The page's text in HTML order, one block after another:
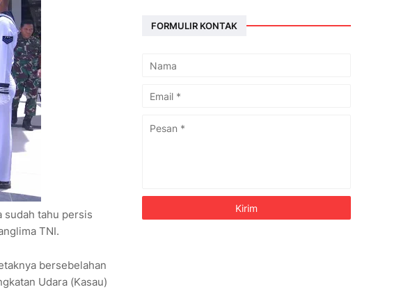
sudah tahu persis
TNI.
bersebelahan
Udara (Kasau)
FORMULIR KONTAK